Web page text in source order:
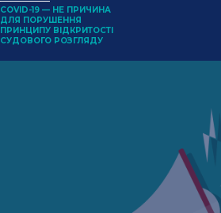
COVID-19 — НЕ ПРИЧИНА
ДЛЯ ПОРУШЕННЯ
ПРИНЦИПУ ВІДКРИТОСТІ
СУДОВОГО РОЗГЛЯДУ